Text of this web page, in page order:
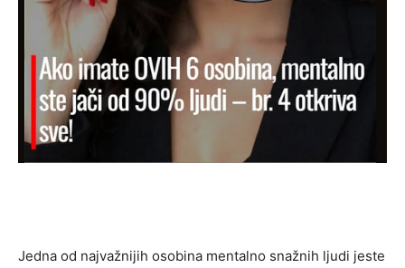
Jedna od najvažnijih osobina mentalno snažnih ljudi jeste